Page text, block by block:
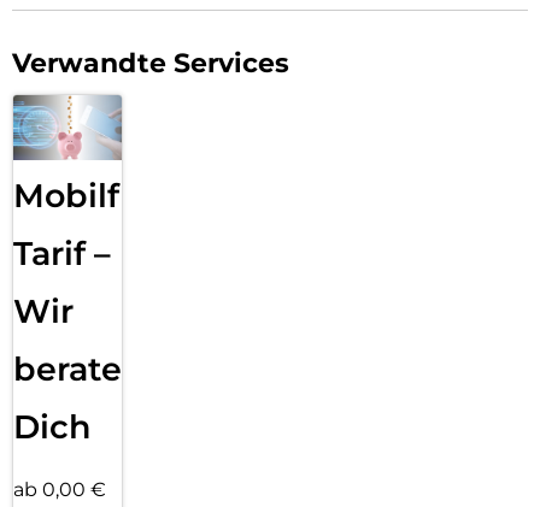
Verwandte Services
Mobilfunk
Tarif –
Wir
beraten
Dich
ab 0,00 €